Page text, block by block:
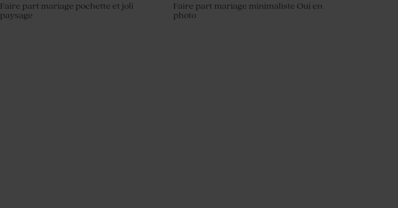
Faire part mariage pochette et joli
paysage
Faire part mariage minimaliste Oui en
photo